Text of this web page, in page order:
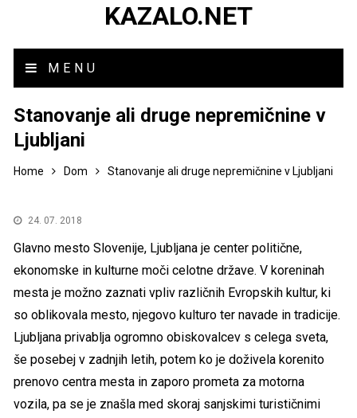
KAZALO.NET
MENU
Stanovanje ali druge nepremičnine v
Ljubljani
Home Dom Stanovanje ali druge nepremičnine v Ljubljani
24. 07. 2018
Glavno mesto Slovenije, Ljubljana je center politične,
ekonomske in kulturne moči celotne države. V koreninah
mesta je možno zaznati vpliv različnih Evropskih kultur, ki
so oblikovala mesto, njegovo kulturo ter navade in tradicije.
Ljubljana privablja ogromno obiskovalcev s celega sveta,
še posebej v zadnjih letih, potem ko je doživela korenito
prenovo centra mesta in zaporo prometa za motorna
vozila, pa se je znašla med skoraj sanjskimi turističnimi